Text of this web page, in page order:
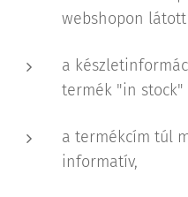
webshopon
a
termék "in stock"
a termékcím túl
informatív,